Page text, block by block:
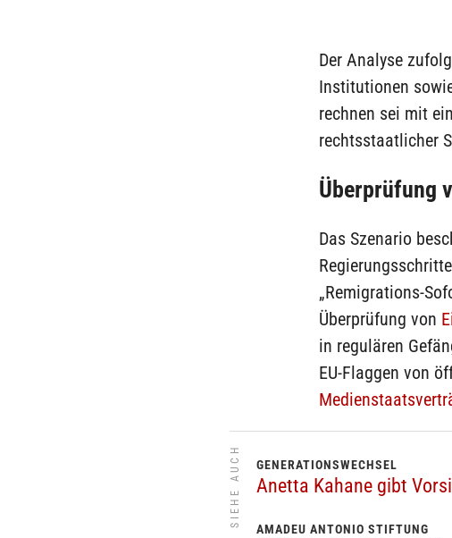
Der Analyse
Institutionen
rechnen sei mit
rechtsstaatlicher
Überprüfung
Das Szenario
„Remigrations-
Überprüfung von
in regulären
EU-Flaggen von
SIEHE AUCH GENERATIONSWECHSEL
Anetta Kahane gibt
AMADEU ANTONIO STIFTUNG